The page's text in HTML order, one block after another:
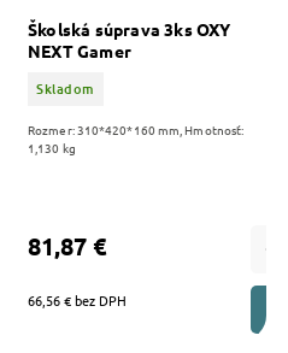
Školská súprava 3ks OXY
NEXT Gamer
Skladom
66,56 € bez DPH
81,87 €
Rozmer: 310*420*160 mm, Hmotnosť:
1,130 kg